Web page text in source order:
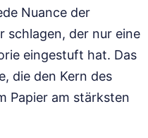
Nuance der
schlagen, der nur eine
eingestuft hat. Das
die den Kern des
Papier am stärksten